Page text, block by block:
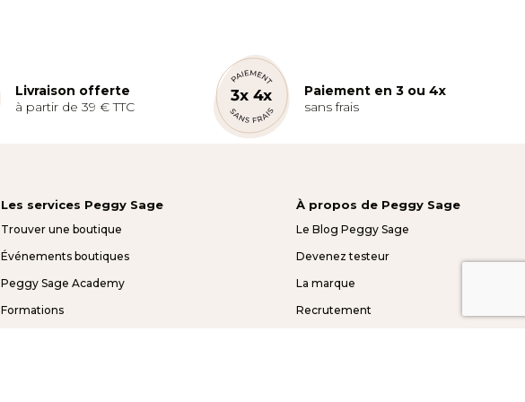
Livraison offerte
à partir de 39 € TTC
Paiement en 3 ou 4x
sans frais
Les services Peggy Sage
Trouver une boutique
Événements boutiques
Peggy Sage Academy
Formations
À propos de Peggy Sage
Le Blog Peggy Sage
Devenez testeur
La marque
Recrutement